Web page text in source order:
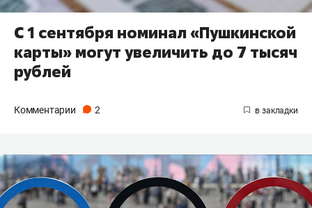
С 1 сентября номинал «Пушкинской
карты» могут увеличить до 7 тысяч
рублей
Комментарии 2